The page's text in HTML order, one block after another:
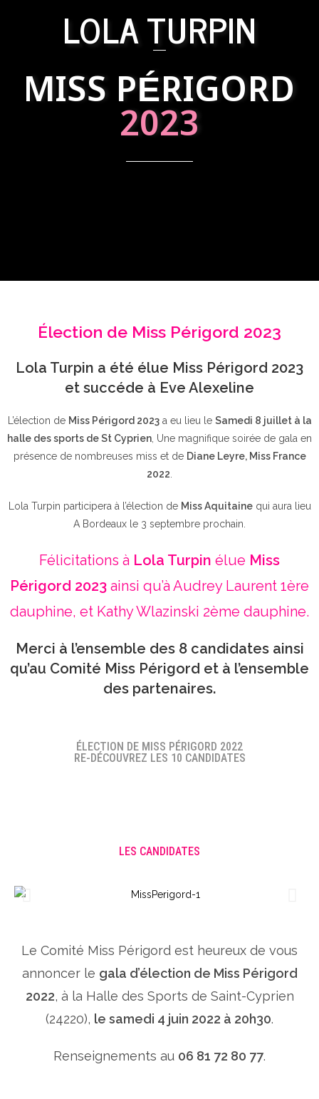
LOLA TURPIN
MISS PÉRIGORD
2023
Élection de Miss Périgord 2023
Lola Turpin a été élue Miss Périgord 2023
et succéde à Eve Alexeline
L’élection de Miss Périgord 2023a eu lieu le Samedi 8 juillet à la
halle des sports de St Cyprien , Une magnifique soirée de gala en
présence de nombreuses miss et de Diane Leyre, Miss France
2022
Lola Turpin participera à l’élection de Miss Aquitainequi aura lieu
A Bordeaux le 3 septembre prochain.
Félicitations à Lola Turpin élue Miss
Périgord 2023 ainsi qu’à Audrey Laurent 1ère
dauphine, et Kathy Wlazinski 2ème dauphine.
Merci à l’ensemble des 8 candidates ainsi
qu’au Comité Miss Périgord et à l’ensemble
des partenaires.
ÉLECTION DE MISS PÉRIGORD 2022
RE-DÉCOUVREZ LES 10 CANDIDATES
LES CANDIDATES
Le Comité Miss Périgord est heureux de vous
annoncer le gala d’élection de Miss Périgord
2022, à la Halle des Sports de Saint-Cyprien
(24220), le samedi 4 juin 2022 à 20h30.
Renseignements au 06 81 72 80 77.